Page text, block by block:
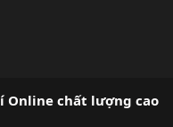
Online chất lượng cao